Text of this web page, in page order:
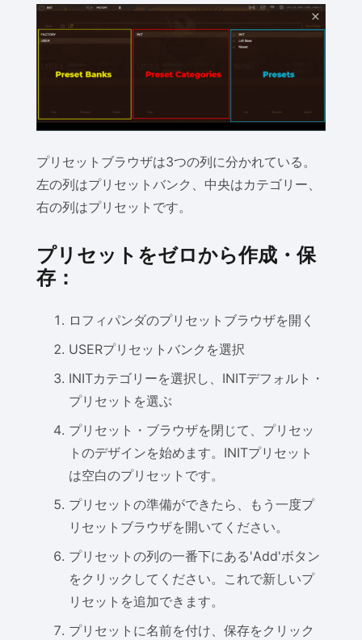
プリセットブラウザは3つの列に分かれている。
左の列はプリセットバンク、中央はカテゴリー、
右の列はプリセットです。
プリセットをゼロから作成・保
存：
ロフィパンダのプリセットブラウザを開く
USERプリセットバンクを選択
INITカテゴリーを選択し、INITデフォルト・
プリセットを選ぶ
プリセット・ブラウザを閉じて、プリセッ
トのデザインを始めます。INITプリセット
は空白のプリセットです。
プリセットの準備ができたら、もう一度プ
リセットブラウザを開いてください。
プリセットの列の一番下にある'Add'ボタン
をクリックしてください。これで新しいプ
リセットを追加できます。
プリセットに名前を付け、保存をクリック